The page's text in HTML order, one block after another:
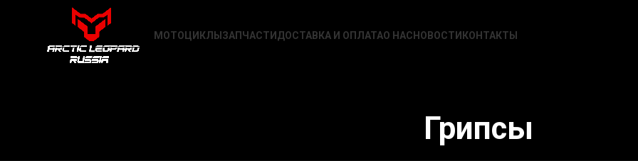
МОТОЦИКЛЫ ЗАПЧАСТИ ДОСТАВКА И ОПЛАТАО НАС НОВОСТИ КОНТАКТЫ
Грипсы